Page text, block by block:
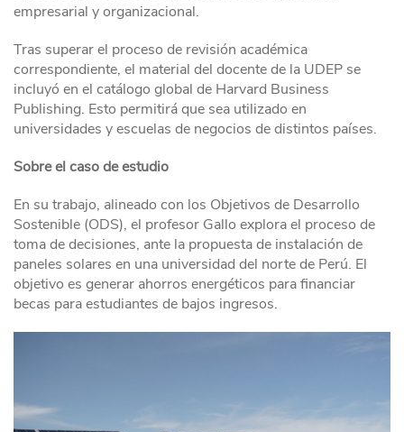
empresarial y organizacional.
Tras superar el proceso de revisión académica
correspondiente, el material del docente de la UDEP se
incluyó en el catálogo global de Harvard Business
Publishing. Esto permitirá que sea utilizado en
universidades y escuelas de negocios de distintos países.
Sobre el caso de estudio
En su trabajo, alineado con los Objetivos de Desarrollo
Sostenible (ODS), el profesor Gallo explora el proceso de
toma de decisiones, ante la propuesta de instalación de
paneles solares en una universidad del norte de Perú. El
objetivo es generar ahorros energéticos para financiar
becas para estudiantes de bajos ingresos.